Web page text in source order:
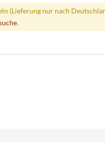
(Lieferung nur nach
.